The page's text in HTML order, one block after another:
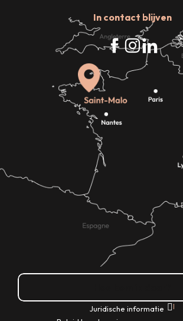
In contact blijven
Juridische informatie |